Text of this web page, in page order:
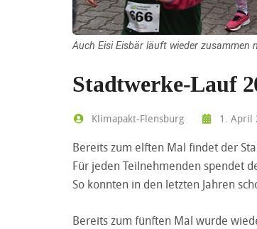
Auch Eisi Eisbär läuft wieder zusammen
Stadtwerke-Lauf
Klimapakt-Flensburg 1. April
Bereits zum elften Mal findet der
Für jeden Teilnehmenden spendet
So konnten in den letzten Jahren
Bereits zum fünften Mal wurde